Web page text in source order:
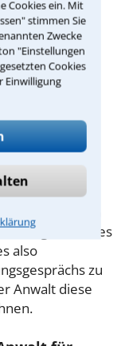
Cookies ein. Mit
stimmen Sie
Zwecke
"Einstellungen
Cookies
Einwilligung
Für
diese
mit Ihrem
ersten
Absatz 2 RVG
Tätigkeiten des
also
zu
Anwalt diese